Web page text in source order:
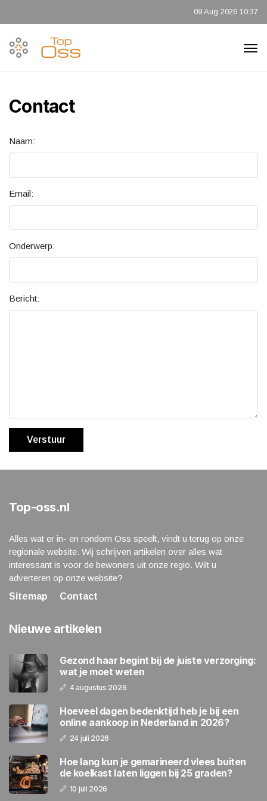
09 Aug 2026 10:37
Contact
Naam:
Email:
Onderwerp:
Bericht:
Verstuur
Top-oss.nl
Alles wat er in- en rondom Oss speelt, vindt u terug op onze
regionale website. Wij schrijven artikelen over alles wat
interessant is voor de bewoners uit onze regio. Wilt u
adverteren op onze website?
Sitemap
Contact
Nieuwe artikelen
Gezond haar begint bij de juiste verzorging:
wat je moet weten
4 augustus 2026
Hoeveel dagen bedenktijd heb je bij een
online aankoop in Nederland in 2026?
24 juli 2026
Hoe lang kun je gemarineerd vlees buiten
de koelkast laten liggen bij 25 graden?
10 juli 2026